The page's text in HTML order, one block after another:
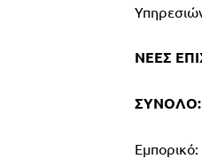
ΝΕΕΣ
ΣΥΝΟΛΟ: